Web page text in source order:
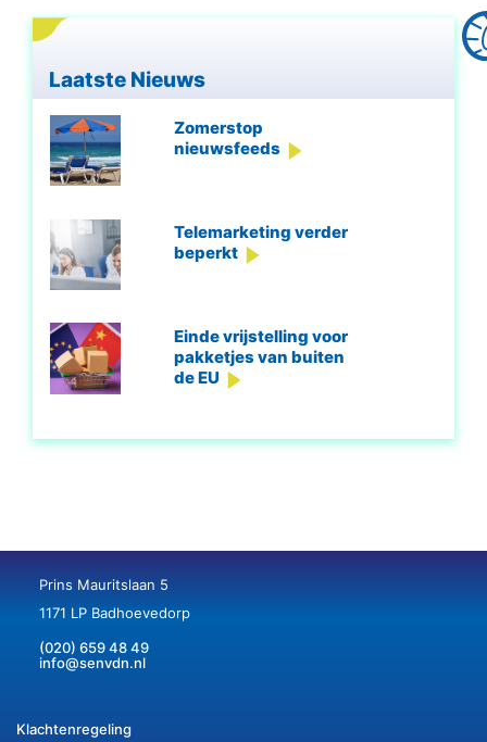
Laatste Nieuws
Zomerstop
nieuwsfeeds
Telemarketing verder
beperkt
Einde vrijstelling voor
pakketjes van buiten
de EU
Prins Mauritslaan 5
1171 LP Badhoevedorp
(020) 659 48 49
info@senvdn.nl
Klachtenregeling